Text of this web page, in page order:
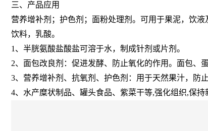
三、产品应用
营养增补剂；护色剂；面粉处理剂。可用于果泥，饮
饮料，乳酸。
1、半胱氨酸盐酸盐可溶于水，制成针剂或片剂。
2、面包改良剂：促进发酵、防止氧化的作用。 面包、
3、营养增补剂、抗氧剂、护色剂：用于天然果汁，防
4、水产糜状制品、罐头食品、紫菜干等,强化组织,保持